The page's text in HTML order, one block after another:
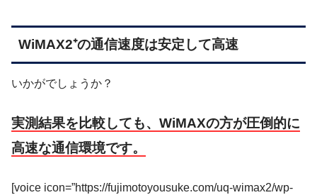
WiMAX2⁺の通信速度は安定して高速
いかがでしょうか？
実測結果を比較しても、WiMAXの方が圧倒的に
高速な通信環境です。
[voice icon=”https://fujimotoyousuke.com/uq-wimax2/wp-